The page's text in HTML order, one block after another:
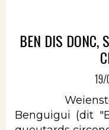
BEN DIS DONC,
Weienstein,
Benguigui (dit